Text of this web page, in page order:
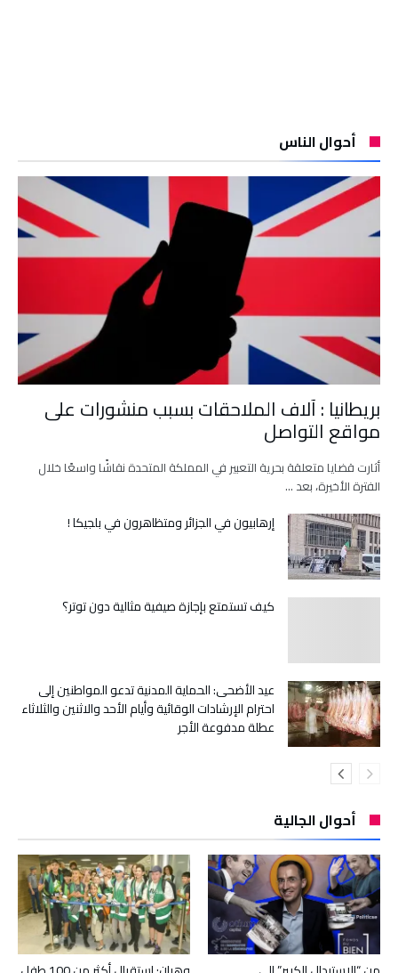
أحوال الناس
بريطانيا : آلاف الملاحقات بسبب منشورات على
مواقع التواصل
أثارت قضايا متعلقة بحرية التعبير في المملكة المتحدة نقاشًا واسعًا خلال
الفترة الأخيرة، بعد …
إرهابيون في الجزائر ومتظاهرون في بلجيكا !
كيف تستمتع بإجازة صيفية مثالية دون توتر؟
عيد الأضحى: الحماية المدنية تدعو المواطنين إلى
احترام الإرشادات الوقائية وأيام الأحد والاثنين والثلاثاء
عطلة مدفوعة الأجر
أحوال الجالية